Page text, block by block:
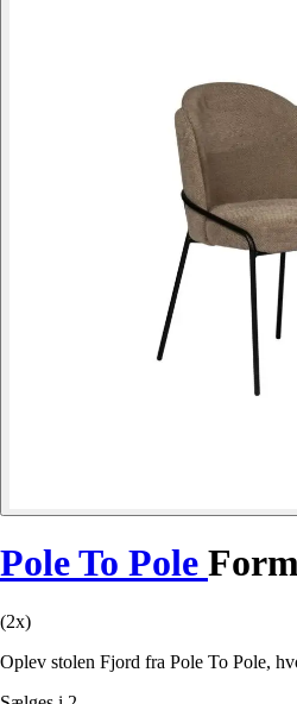
Pole To Pole
(2x)
Oplev stolen Fjord fra Pole To Pole,